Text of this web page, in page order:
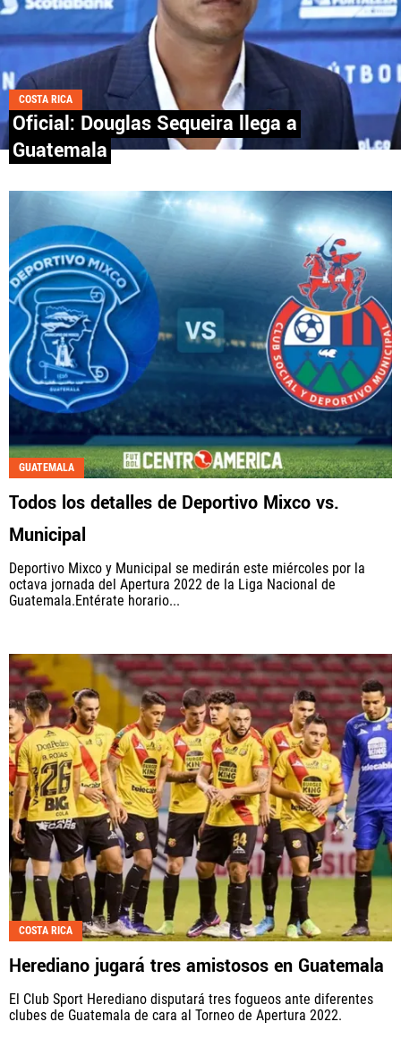
COSTA RICA
Oficial: Douglas Sequeira llega a
Guatemala
GUATEMALA
Todos los detalles de Deportivo Mixco vs.
Municipal
Deportivo Mixco y Municipal se medirán este miércoles por la
octava jornada del Apertura 2022 de la Liga Nacional de
Guatemala.Entérate horario...
COSTA RICA
Herediano jugará tres amistosos en Guatemala
El Club Sport Herediano disputará tres fogueos ante diferentes
clubes de Guatemala de cara al Torneo de Apertura 2022.